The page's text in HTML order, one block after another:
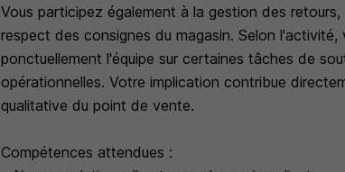
Vous participez également à la gestion des
respect des consignes du magasin. Selon
ponctuellement l'équipe sur certaines tâches de
opérationnelles. Votre implication contribue
qualitative du point de vente.
Compétences attendues :